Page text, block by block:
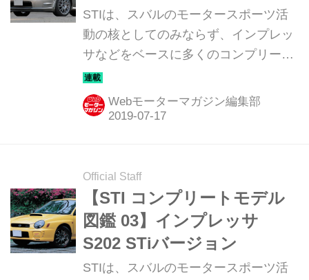
STIは、スバルのモータースポーツ活
動の核としてのみならず、インプレッ
サなどをベースに多くのコンプリート
カーを世に送り出している。そんな
STIのリアルスポーツ・コンプリート
を紹介していこう。
Webモーターマガジン編集部
Official Staff
【STI コンプリートモデル
図鑑 03】インプレッサ
S202 STiバージョン
STIは、スバルのモータースポーツ活